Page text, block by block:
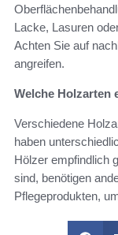
Lacke, Lasuren
Achten Sie auf
angreifen.
Welche Holzarten
Verschiedene
haben
Hölzer empfindlich
sind, benötigen
Pflegeprodukten,